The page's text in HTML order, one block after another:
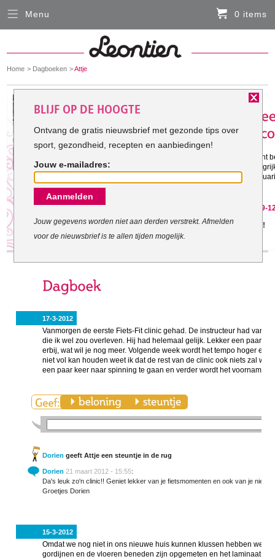
You
here:
Home Dagboeken Attje
Gestart met mijn doel: 11-8-2010
Ik wil graag weer een gezond gewicht
(PBC, artrose) is het nu vooral
beweging. Daarom ga ik van 14
Attje is gestopt met haar doel op 29-
Jammer, maar geef het niet op!
17-3-2012
Vanmorgen de eerste Fiets-Fit clinic gehad. De instructeur had
die ik wel zou overleven. Hij had helemaal gelijk. Lekker een paar
erbij, wat wil je nog meer. Volgende week wordt het tempo hoger en
niet vol kan houden weet ik dat de rest van de clinic ook niets zal
een paar keer naar spinning te gaan en verder wordt het
Dorien geeft Attje een steuntje in de rug
Dorien 21 maart 2012 - 15:55:
Da's leuk zo'n clinic!! Geniet lekker van je fietsmomenten en ook van je
Groetjes Dorien
15-3-2012
Omdat we nog niet in ons nieuwe huis kunnen klussen hebben we
gordijnen en de vloeren beneden zijn opgemeten en het laminaat
Menu 0 items
Sluiten
HARDLOOPKLEDING
FIETSKLEDING
SERVICE
Inloggen
Contact- en adresgegevens
Levertijd, retourneren, ruilen
Algemene voorwaarden
BLIJF OP DE HOOGTE
Ontvang de gratis nieuwsbrief met gezonde tips over
sport, gezondheid, recepten en aanbiedingen!
Jouw e-mailadres:
Aanmelden
Jouw gegevens worden niet aan derden verstrekt. Afmelden
voor de nieuwsbrief is te allen tijden mogelijk.